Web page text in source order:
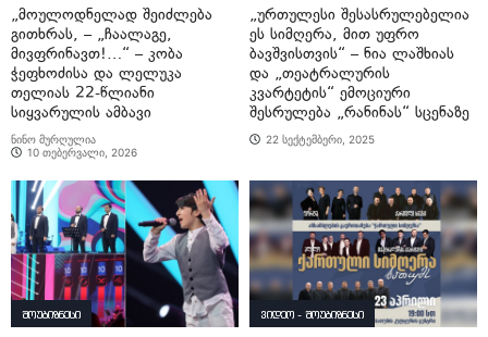
„მოულოდნელად შეიძლება
გითხრას, – „ჩაალაგე,
მივფრინავთ!…“ – კობა
ჭეფხოძისა და ლელუკა
თელიას 22-წლიანი
სიყვარულის ამბავი
ნინო მურღულია
10 თებერვალი, 2026
„ურთულესი შესასრულებელია
ეს სიმღერა, მით უფრო
ბავშვისთვის“ – ნია ლაშხიას
და „თეატრალურის
კვარტეტის“ ემოციური
შესრულება „რანინას“ სცენაზე
22 სექტემბერი, 2025
შოუბიზნესი ვიდეო - შოუბიზნესი